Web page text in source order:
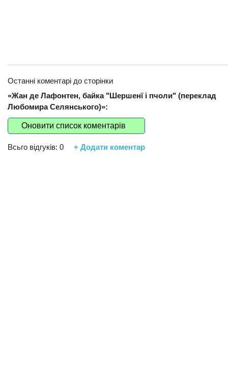
Останні коментарі до сторінки
«Жан де Лафонтен, байка "Шершенї і пчоли" (переклад
Любомира Селянського)»:
Оновити список коментарів
Всьго відгуків: 0 + Додати коментар